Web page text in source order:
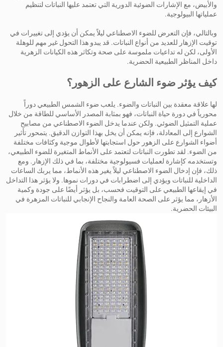
والأبيض، مع الإشارات الضوئية الدورية التي تعتمد عليها النباتات لتنظيم
عملياتها البيولوجية.
وبالتالي، فإن التعرض للضوء الاصطناعي ليلاً يمكن أن يؤدي إلى تغييرات في
توقيت الإزهار للعديد من أنواع النباتات. قد يبدو هذا التحول غير مهم للوهلة
الأولى، لكن له تداعيات ملموسة على صحة وتكاثر هذه الكيانات الزهرية
داخل المناظر الطبيعية الحضرية.
كيف يؤثر ضوء الشارع على الزهور؟
لها علاقة معقدة بين النباتات والضوء. يلعب ضوء الشمس الطبيعي دوراً
محورياً في دورة حياة النباتات، فهو بمثابة المصدر الأساسي للطاقة من خلال
عملية التمثيل الضوئي. ولكن عندما يدخل الضوء الاصطناعي من مصابيح
الشوارع إلى المعادلة، فإنه يمكن أن يخل بهذا التوازن الدقيق. يتمحور تأثير
أضواء الشوارع على الزهور حول استجابتها لأطوال موجية وكثافات مختلفة
من الضوء. لقد تطورت النباتات لتعتمد على الأنماط المتغيرة للضوء الطبيعي،
وتستخدمه كإشارة لعمليات فسيولوجية مختلفة، بما في ذلك الإزهار. ومع
ذلك، فإن إدخال الضوء الاصطناعي ليلاً يغير هذه الأنماط، مما يربك الساعات
الداخلية للنباتات ويؤدي إلى اضطرابات في دورات نموها. ولا يؤثر هذا التداخل
في إيقاعها الطبيعي على التوقيت فحسب، بل يؤثر أيضًا على جودة وكمية
الأزهار، مما يؤثر على الصحة العامة والنجاح الإنجابي للنباتات المزهرة في
البيئات الحضرية.